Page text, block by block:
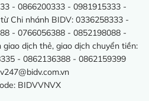
- 0866200333 - 0981915333 -
Chi nhánh BIDV: 0336258333 -
- 0766056388 - 0852198088 -
dịch thẻ, giao dịch chuyển tiền:
- 0862136388 - 0862159399
BIDVVNVX